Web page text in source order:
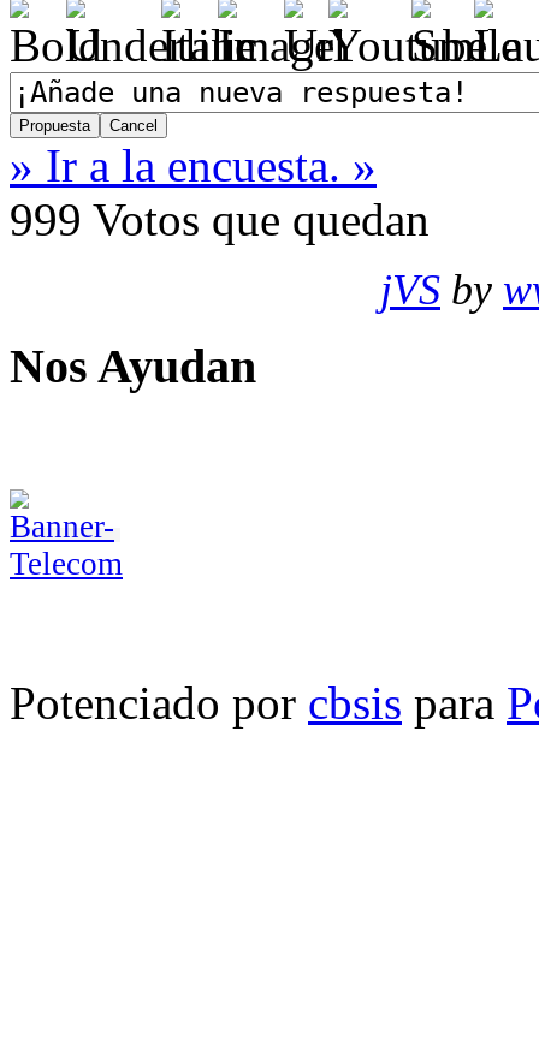
» Ir a la encuesta. »
999 Votos que quedan
jVS by
Nos Ayudan
Potenciado por cbsis para